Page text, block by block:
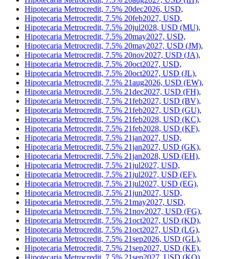
Hipotecaria Metrocredit, 7.5% 20aug2026, USD (EU),
Hipotecaria Metrocredit, 7.5% 20aug2026, USD (GJ),
Hipotecaria Metrocredit, 7.5% 20aug2027, USD,
Hipotecaria Metrocredit, 7.5% 20aug2027, USD (IH),
Hipotecaria Metrocredit, 7.5% 20dec2026, USD,
Hipotecaria Metrocredit, 7.5% 20feb2027, USD,
Hipotecaria Metrocredit, 7.5% 20jul2028, USD (MU),
Hipotecaria Metrocredit, 7.5% 20may2027, USD,
Hipotecaria Metrocredit, 7.5% 20may2027, USD (JM),
Hipotecaria Metrocredit, 7.5% 20nov2027, USD (JA),
Hipotecaria Metrocredit, 7.5% 20oct2027, USD,
Hipotecaria Metrocredit, 7.5% 20oct2027, USD (JL),
Hipotecaria Metrocredit, 7.5% 21aug2026, USD (EW),
Hipotecaria Metrocredit, 7.5% 21dec2027, USD (FH),
Hipotecaria Metrocredit, 7.5% 21feb2027, USD (BV),
Hipotecaria Metrocredit, 7.5% 21feb2027, USD (GU),
Hipotecaria Metrocredit, 7.5% 21feb2028, USD (KC),
Hipotecaria Metrocredit, 7.5% 21feb2028, USD (KF),
Hipotecaria Metrocredit, 7.5% 21jan2027, USD,
Hipotecaria Metrocredit, 7.5% 21jan2027, USD (GK),
Hipotecaria Metrocredit, 7.5% 21jan2028, USD (EH),
Hipotecaria Metrocredit, 7.5% 21jul2027, USD,
Hipotecaria Metrocredit, 7.5% 21jul2027, USD (EF),
Hipotecaria Metrocredit, 7.5% 21jul2027, USD (EG),
Hipotecaria Metrocredit, 7.5% 21jun2027, USD,
Hipotecaria Metrocredit, 7.5% 21may2027, USD,
Hipotecaria Metrocredit, 7.5% 21nov2027, USD (FG),
Hipotecaria Metrocredit, 7.5% 21oct2027, USD (KD),